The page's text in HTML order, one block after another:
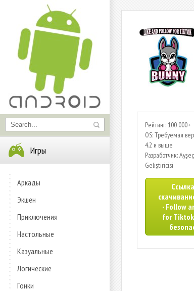
Игры
Аркады
Экшен
Приключения
Настольные
Казуальные
Логические
Гонки
Рейтинг: 100 000+
OS: Требуемая
4.2 и выше
Разработчик:
Geliştiricisi
- Follow
for